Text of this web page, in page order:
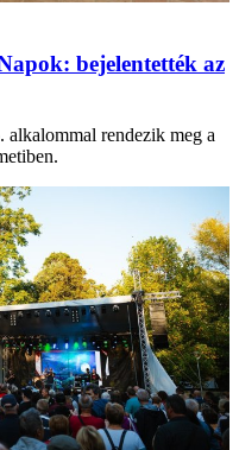
bejelentették az
alkalommal rendezik meg a